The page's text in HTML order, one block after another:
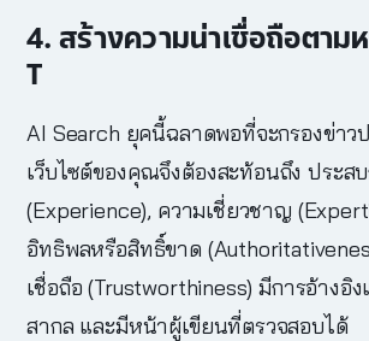
4. สร้างความน่าเชื่อถือตา
T
AI Search ยุคนี้ฉลาดพอที่จะกรองข่าว
เว็บไซต์ของคุณจึงต้องสะท้อนถึง ประส
(Experience), ความเชี่ยวชาญ
อิทธิพลหรือสิทธิ์ขาด
เชื่อถือ (Trustworthiness) มีการอ้างอิ
สากล และมีหน้าผู้เขียนที่ตรวจสอบได้